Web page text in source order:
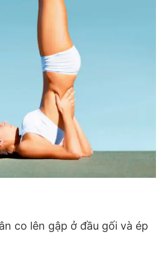
co lên gập ở đầu gối và ép